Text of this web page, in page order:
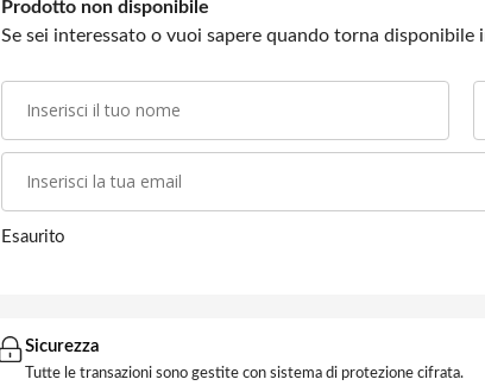
Prodotto non disponibile
Se sei interessato o vuoi sapere quando torna disponibile
Esaurito
Sicurezza
Tutte le transazioni sono gestite con sistema di protezione cifrata.